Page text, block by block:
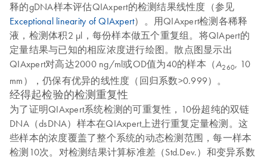
释的gDNA样本评估QIAxpert的检测结果线性度（参见
Exceptional linearity of QIAxpert）。用QIAxpert检测各稀释
液，检测体积2 μl，每份样本做五个重复组。将QIApert的
定量结果与已知的相应浓度进行绘图。散点图显示出
QIAxpert对高达2000 ng/ml或OD值为40的样本（A260, 10
mm），仍保有优异的线性度（回归系数>0.999）。
经得起检验的检测重复性
为了证明QIAxpert系统检测的可重复性，10份超纯的双链
DNA（dsDNA）样本在QIAxpert上进行重复定量检测。这
些样本的浓度覆盖了整个系统的动态检测范围，每一样本
检测10次。对检测结果计算标准差（Std.Dev.）和变异系数